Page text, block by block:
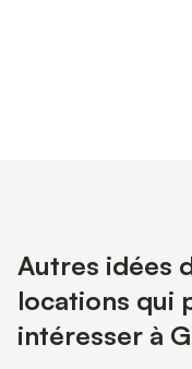
Autres idées
locations qui
intéresser à